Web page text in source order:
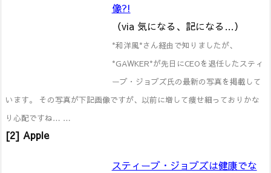
像?!
（via 気になる、記になる…）
*和洋風*さん経由で知りましたが、
*GAWKER*が先日にCEOを退任したスティ
ーブ・ジョブズ氏の最新の写真を掲載して
います。 その写真が下記画像ですが、以前に増して痩せ細っておりかな
り心配ですね… …
[2] Apple
スティーブ・ジョブズは健康でな